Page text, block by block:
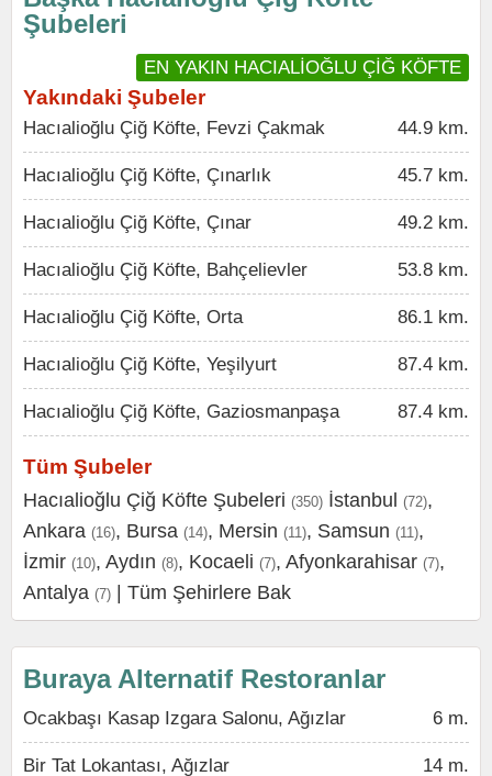
Şubeleri
EN YAKIN HACIALİOĞLU ÇİĞ KÖFTE
Yakındaki Şubeler
Hacıalioğlu Çiğ Köfte, Fevzi Çakmak 44.9 km.
Hacıalioğlu Çiğ Köfte, Çınarlık 45.7 km.
Hacıalioğlu Çiğ Köfte, Çınar 49.2 km.
Hacıalioğlu Çiğ Köfte, Bahçelievler 53.8 km.
Hacıalioğlu Çiğ Köfte, Orta 86.1 km.
Hacıalioğlu Çiğ Köfte, Yeşilyurt 87.4 km.
Hacıalioğlu Çiğ Köfte, Gaziosmanpaşa 87.4 km.
Tüm Şubeler
Hacıalioğlu Çiğ Köfte Şubeleri (350) İstanbul (72),
Ankara (16), Bursa (14), Mersin (11), Samsun (11),
İzmir (10), Aydın (8), Kocaeli (7), Afyonkarahisar (7),
Antalya (7) Tüm Şehirlere Bak
Buraya Alternatif Restoranlar
Ocakbaşı Kasap Izgara Salonu, Ağızlar 6 m.
Bir Tat Lokantası, Ağızlar 14 m.